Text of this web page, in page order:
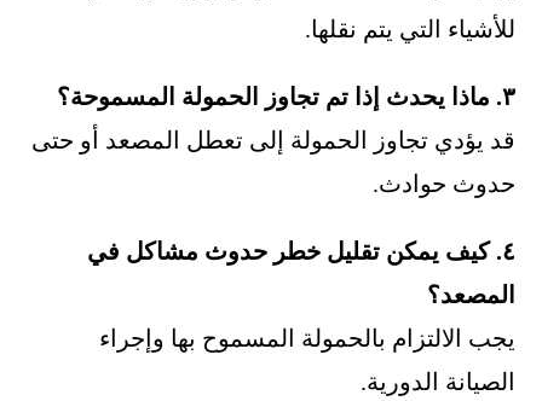
للأشياء التي يتم نقلها.
٣. ماذا يحدث إذا تم تجاوز الحمولة المسموحة؟
قد يؤدي تجاوز الحمولة إلى تعطل المصعد أو حتى
حدوث حوادث.
٤. كيف يمكن تقليل خطر حدوث مشاكل في
المصعد؟
يجب الالتزام بالحمولة المسموح بها وإجراء
الصيانة الدورية.